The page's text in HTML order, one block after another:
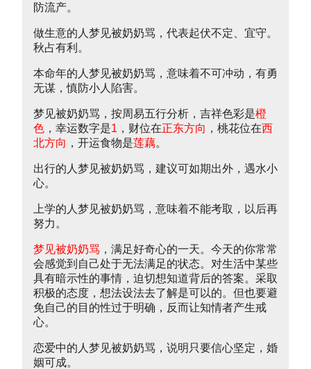
防流产。
做生意的人梦见被奶奶骂，代表起伏不定、宜守。
秋占有利。
本命年的人梦见被奶奶骂，意味着不可冲动，有勇
无谋，慎防小人陷害。
梦见被奶奶骂，按周易五行分析，吉祥色彩是橙
色 ，幸运数字是1 ，财位在正东方向 ，桃花位在西
北方向 ，开运食物是莲藕。
出行的人梦见被奶奶骂，建议可如期出外，遇水小
心。
上学的人梦见被奶奶骂，意味着不能考取，以后再
努力。
梦见被奶奶骂 ，满足好奇心的一天。今天的你常常
会感觉到自己处于无法满足的状态。对生活中某些
具有暗示性的事情，迫切想知道背后的答案。采取
积极的态度，想法设法去了解是可以的。但也要避
免自己的目的性过于明确，反而让知情者产生戒
心。
恋爱中的人梦见被奶奶骂，说明只要信心坚定，婚
姻可成。